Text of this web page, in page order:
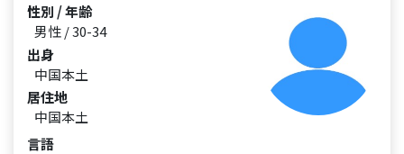
性別 / 年齢
男性 / 30-34
出身
中国本土
居住地
中国本土
言語